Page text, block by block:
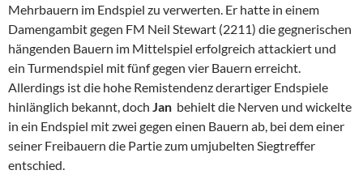
Mehrbauern im Endspiel zu verwerten. Er hatte in einem
Damengambit gegen FM Neil Stewart (2211) die gegnerischen
hängenden Bauern im Mittelspiel erfolgreich attackiert und
ein Turmendspiel mit fünf gegen vier Bauern erreicht.
Allerdings ist die hohe Remistendenz derartiger Endspiele
hinlänglich bekannt, doch Jan behielt die Nerven und wickelte
in ein Endspiel mit zwei gegen einen Bauern ab, bei dem einer
seiner Freibauern die Partie zum umjubelten Siegtreffer
entschied.